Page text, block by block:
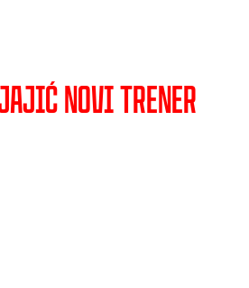
novi trener